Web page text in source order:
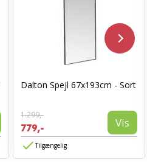
Dalton Spejl 67x193cm - Sort
1.299,-
779,- Vis
Tilgængelig